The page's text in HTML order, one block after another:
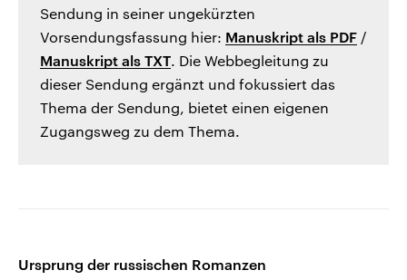
Sendung in seiner ungekürzten
Vorsendungsfassung hier: Manuskript als PDF /
Manuskript als TXT. Die Webbegleitung zu
dieser Sendung ergänzt und fokussiert das
Thema der Sendung, bietet einen eigenen
Zugangsweg zu dem Thema.
Ursprung der russischen Romanzen